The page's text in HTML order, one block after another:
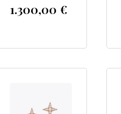
1.300,00 €